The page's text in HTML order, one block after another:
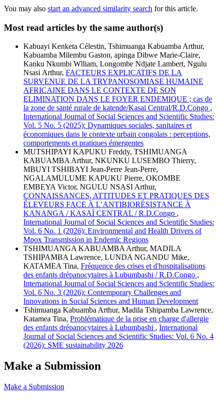
You may also start an advanced similarity search for this article.
Most read articles by the same author(s)
Kabuayi Kenketa Célestin, Tshimuanga Kabuamba Arthur,
Kabuamba Milembu Gaston, apinga Dibwe Marie-Claire,
Kanku Nkumbi Wlliam, Longombe Ndjate Lambert, Ngulu
Nsasi Arthur, FACTEURS EXPLICATIFS DE LA
SURVENUE DE LA TRYPANOSOMIASE HUMAINE
AFRICAINE DANS LE CONTEXTE DE SON
ELIMINATION DANS LE FOYER ENDEMIQUE ; cas de
la zone de santé rurale de katende/Kasaï Central/R.D.Congo ,
International Journal of Social Sciences and Scientific Studies:
Vol. 5 No. 5 (2025): Dynamiques sociales, sanitaires et
économiques dans le contexte urbain congolais : perceptions,
comportements et pratiques émergentes
MUTSHIPAYI KAPUKU Freddy, TSHIMUANGA
KABUAMBA Arthur, NKUNKU LUSEMBO Thierry,
MBUYI TSHIBAYI Jean-Perre Jean-Perre,
NGALAMULUME KAPUKU Pierre, OKOMBE
EMBEYA Victor, NGULU NSASI Arthur,
CONNAISSANCES, ATTITUDES ET PRATIQUES DES
ÉLEVEURS FACE À L’ANTIBIORÉSISTANCE À
KANANGA / KASAÏ CENTRAL / R.D.Congo ,
International Journal of Social Sciences and Scientific Studies:
Vol. 6 No. 1 (2026): Environmental and Health Drivers of
Mpox Transmission in Endemic Regions
TSHIMUANGA KABUAMBA Arthur, MADILA
TSHIPAMBA Lawrence, LUNDA NGANDU Mike,
KATAMEA Tina, Fréquence des crises et d'hospitalisations
des enfants drépanocytaires à Lubumbashi / R.D.Congo ,
International Journal of Social Sciences and Scientific Studies:
Vol. 6 No. 3 (2026): Contemporary Challenges and
Innovations in Social Sciences and Human Development
Tshimuanga Kabuamba Arthur, Madila Tshipamba Lawrence,
Katamea Tina, Problématique de la prise en charge d'allergie
des enfants drépanocytaires à Lubumbashi , International
Journal of Social Sciences and Scientific Studies: Vol. 6 No. 4
(2026): SME sustainability 2026
Make a Submission
Make a Submission